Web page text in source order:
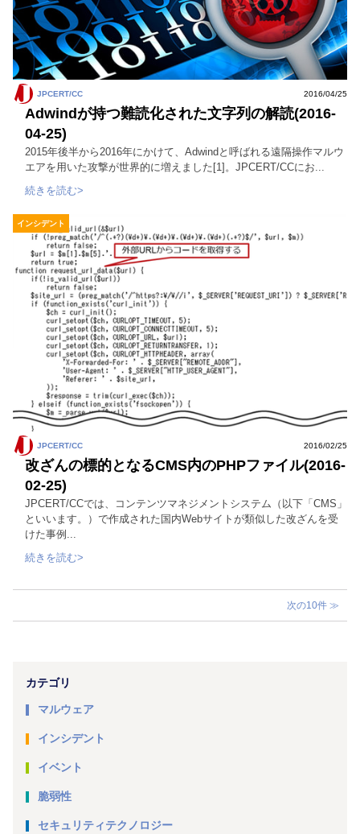
JPCERT/CC 2016/04/25
Adwindが持つ難読化された文字列の解読(2016-
04-25)
2015年後半から2016年にかけて、Adwindと呼ばれる遠隔操作マルウ
エアを用いた攻撃が世界的に増えました[1]。JPCERT/CCにお...
続きを読む>
インシデント
JPCERT/CC 2016/02/25
改ざんの標的となるCMS内のPHPファイル(2016-
02-25)
JPCERT/CCでは、コンテンツマネジメントシステム（以下「CMS」
といいます。）で作成された国内Webサイトが類似した改ざんを受
けた事例...
続きを読む>
次の10件 ≫
カテゴリ
マルウェア
インシデント
イベント
脆弱性
セキュリティテクノロジー